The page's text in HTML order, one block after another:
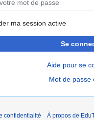
ma session active
Se
Aide pour se
Mot de passe
confidentialité À propos de